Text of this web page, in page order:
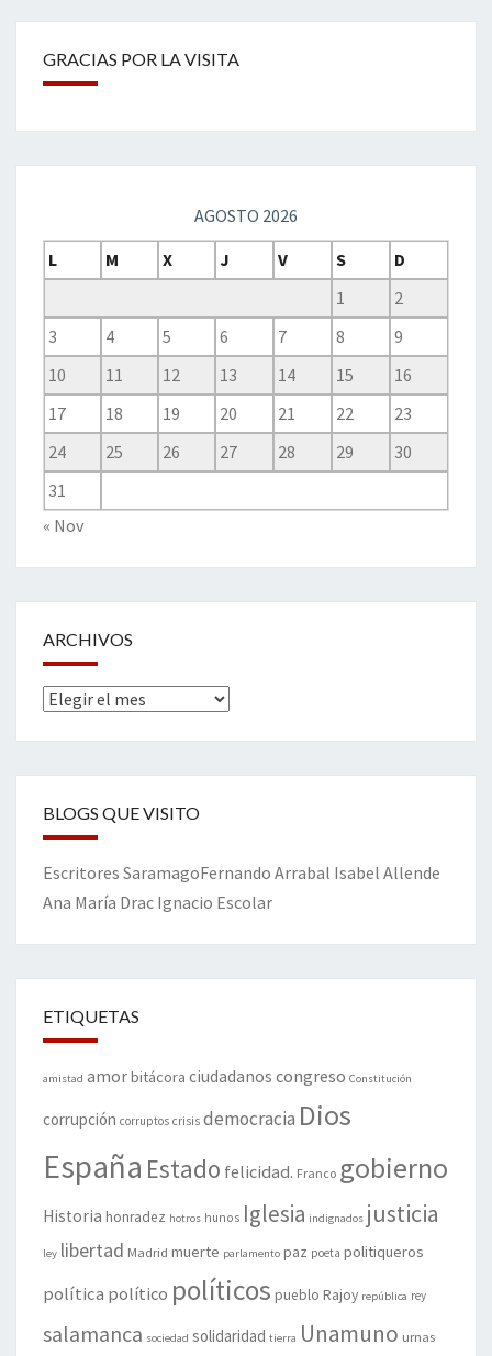
GRACIAS POR LA VISITA
AGOSTO 2026
L
M X J V S
D
1
2
3
4 5 6 7 8
9
10
11 12 13 14 15
16
17
18 19 20 21 22
23
24
25 26 27 28 29
30
31
« Nov
ARCHIVOS
Archivos
BLOGS QUE VISITO
Escritores SaramagoFernando Arrabal Isabel Allende
Ana María Drac Ignacio Escolar
ETIQUETAS
amistad amorbitácora ciudadanos congreso Constitución
corrupción corruptos crisis democracia Dios
España Estado felicidad. Franco gobierno
Historia honradez hotros hunos Iglesia indignados justicia
ley libertad Madrid muerte parlamento paz poeta politiqueros
política político políticos pueblo Rajoy república rey
salamanca sociedad solidaridad tierra Unamuno urnas